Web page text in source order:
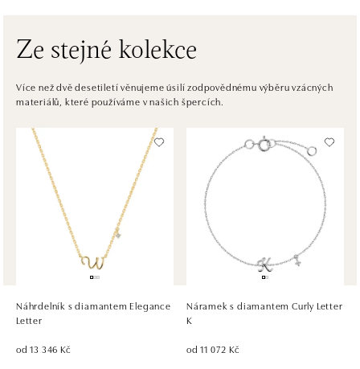
ALOve OC Eurovea, Bratislava
Pribinova 8, 811 09 Bratislava
tel.: +421917090467
HALADA OC Avion, Bratislava
Ivanská cesta 16, 821 04 Bratislava
tel.: +421 917 090 372
dnes otevřeno od 10:00
HALADA OC Eurovea, Bratislava
Pribinova 8, 811 09 Bratislava
dnes otevřeno od 10:00
Ze stejné kolekce
Více než dvě desetiletí věnujeme úsilí zodpovědnému výběru vzácných
materiálů, které používáme v našich špercích.
Náhrdelník s diamantem Elegance
Letter
od 13 346 Kč
Náramek s diamantem Curly Letter
K
od 11 072 Kč